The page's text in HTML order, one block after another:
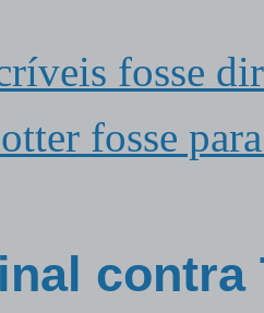
fosse
fosse
contra